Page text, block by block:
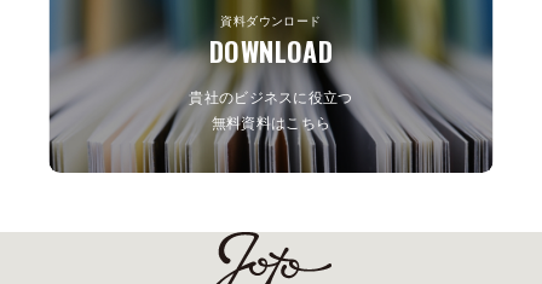
資料ダウンロード
DOWNLOAD
貴社のビジネスに役立つ
無料資料はこちら